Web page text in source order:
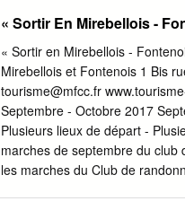
Autre taxe non Redevance
non 1/3 Groupement Mise à
Densité moyenne 29,60
membres : Dept Groupement
Saône (200070902) CC 70 CC
Tille et de l'Ignon (242100154)
Gray (200036549) CC
exercées par le groupement
« Sortir En Mirebellois -
« Sortir en Mirebellois -
tourisme@mfcc.fr
Septembre - Octobre 2017 Septembre - Les
Plusieurs lieux de départ - Plusieurs
marches de septembre du
les marches du Club de